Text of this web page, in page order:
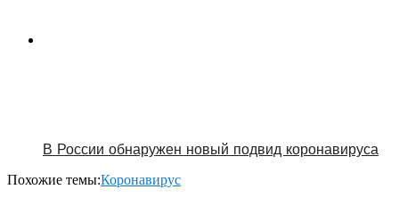
В России обнаружен новый подвид коронавируса
Похожие темы:Коронавирус